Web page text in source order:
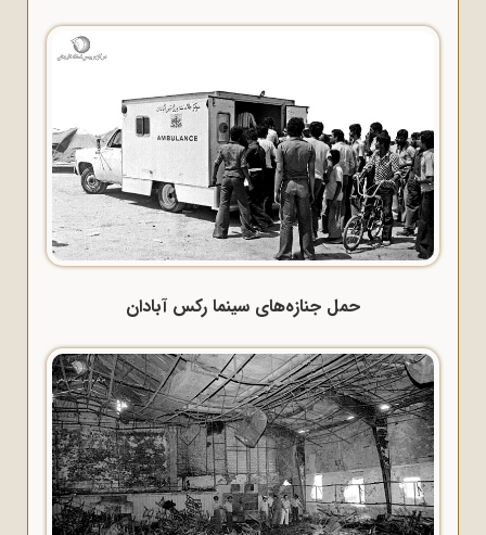
حمل جنازه‌های سینما رکس آبادان